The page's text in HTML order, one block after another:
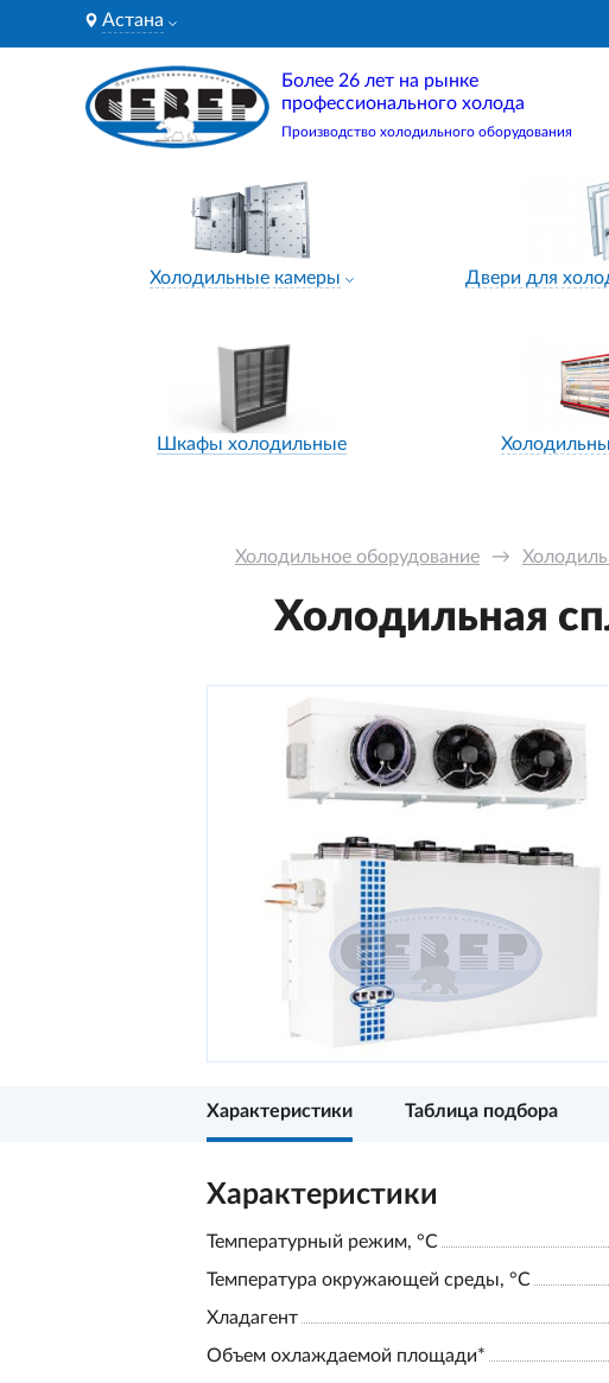
Астана
Более 26 лет на рынке
профессионального холода
Производство холодильного оборудования
Холодильные камеры Двери для
Шкафы холодильные
Холодильное оборудование →
Холодильная
Характеристики Таблица подбора
Характеристики
Температурный режим, °С
Температура окружающей среды, °С
Хладагент
Объем охлаждаемой площади*